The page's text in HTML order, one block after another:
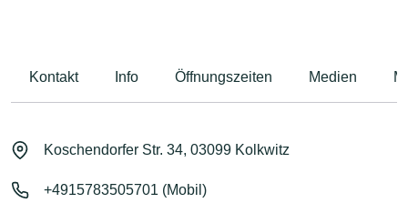
Kontakt Info Öffnungszeiten Medien
Koschendorfer Str. 34, 03099 Kolkwitz
+4915783505701 (Mobil)